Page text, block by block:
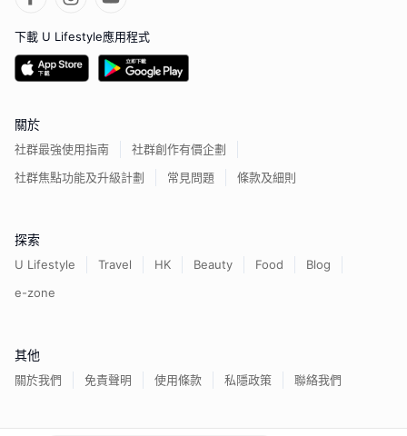
下載 U Lifestyle應用程式
關於
社群最強使用指南
社群創作有價企劃
社群焦點功能及升級計劃
常見問題 條款及細則
探索
U Lifestyle Travel HK Beauty Food
Blog
e-zone
其他
關於我們 免責聲明 使用條款 私隱政策 聯絡我們